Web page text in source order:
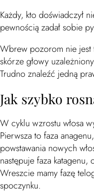
Żelazo
Proces starzenia
Odżywka
Dbaj o włosy po umyciu
Przycinaj włosy
Każdy, kto doświadczył
pewnością zadał sobie
Wbrew pozorom nie jest
skórze głowy
Trudno znaleźć jedną
Jak szybko
W cyklu wzrostu włosa
Pierwsza to faza
powstawania nowych
następuje faza katagenu,
Wreszcie mamy fazę
spoczynku.